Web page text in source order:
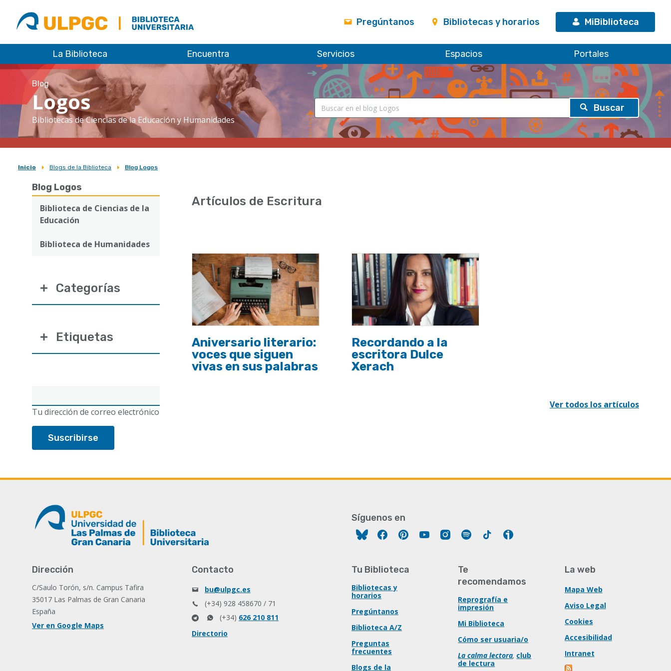
ULPGC
Biblioteca
ULPGC
Pregúntanos Bibliotecas y horarios MiBiblioteca
La Biblioteca Encuentra Servicios Espacios Portales
Blog
Logos
Bibliotecas de Ciencias de la Educación y Humanidades
Sobrescribir
enlaces
ayuda
navegación
Inicio Blogs de la Biblioteca Blog Logos
Blog Logos
Biblioteca de Ciencias de la
Educación
Biblioteca de Humanidades
electrónico
Tu dirección de correo electrónico
Categorías
Etiquetas
Artículos de Escritura
Aniversario literario:
voces que siguen
vivas en sus palabras
Recordando a la
escritora Dulce
Xerach
Ver todos los artículos
Síguenos en
FacebookPinterestYouTubeInstagram
Spotify Tiktok
Dirección
C/Saulo Torón, s/n. Campus Tafira
35017 Las Palmas de Gran Canaria
España
Ver en Google Maps
Contacto
bu@ulpgc.es
(+34) 928 458670 / 71
(+34) 626 210 811
Directorio
Tu Biblioteca
Bibliotecas y
horarios
Pregúntanos
Biblioteca A/Z
Preguntas
frecuentes
Blogs de la
Te
recomendamos
Reprografía e
impresión
Mi Biblioteca
Cómo ser usuaria/o
La calma lectora, club
de lectura
La web
Mapa Web
Aviso Legal
Cookies
Accesibilidad
Intranet